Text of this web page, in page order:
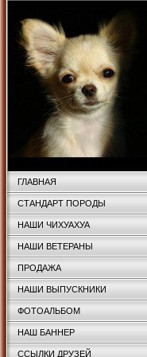
ГЛАВНАЯ
СТАНДАРТ ПОРОДЫ
НАШИ ЧИХУАХУА
НАШИ ВЕТЕРАНЫ
ПРОДАЖА
НАШИ ВЫПУСКНИКИ
ФОТОАЛЬБОМ
НАШ БАННЕР
ССЫЛКИ ДРУЗЕЙ